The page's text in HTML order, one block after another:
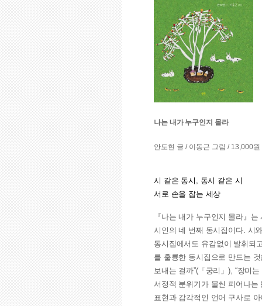
나는 내가 누구인지 몰라
안도현 글 / 이동근 그림 / 13,000원
시 같은 동시, 동시 같은 시
서로 손을 잡는 세상
『나는 내가 누구인지 몰라』
시인의 네 번째 동시집이다. 시
동시집에서도 유감없이 발휘되
를 훌륭한 동시집으로 만드는
보내는 걸까”(「궁리」), “장미
서정적 분위기가 물씬 피어나
표현과 감각적인 언어 구사로